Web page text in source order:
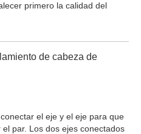
primero la calidad del
de cabeza de
el eje y el eje para que
par. Los dos ejes conectados